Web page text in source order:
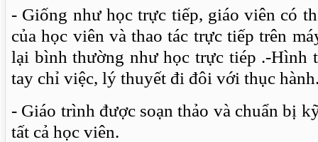
- Giống như học trực tiếp, giáo viên có
của học viên và thao tác trực tiếp trên
lại bình thường như học trực tiép .-Hình
tay chỉ việc, lý thuyết đi đôi với thục
- Giáo trình được soạn thảo và chuẩn bị
tất cả học viên.